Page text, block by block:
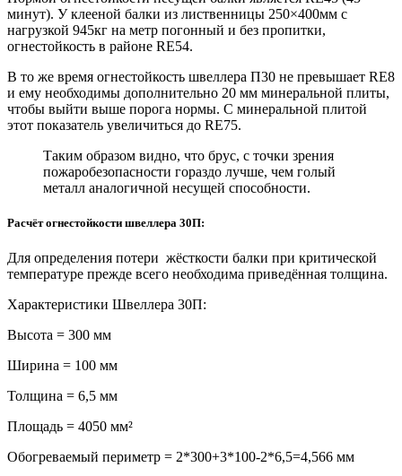
минут). У клееной балки из лиственницы 250×400мм с
нагрузкой 945кг на метр погонный и без пропитки,
огнестойкость в районе RE54.
В то же время огнестойкость швеллера П30 не превышает RE8
и ему необходимы дополнительно 20 мм минеральной плиты,
чтобы выйти выше порога нормы. С минеральной плитой
этот показатель увеличиться до RE75.
Таким образом видно, что брус, с точки зрения
пожаробезопасности гораздо лучше, чем голый
металл аналогичной несущей способности.
Расчёт огнестойкости швеллера 30П:
Для определения потери жёсткости балки при критической
температуре прежде всего необходима приведённая толщина.
Характеристики Швеллера 30П:
Высота = 300 мм
Ширина = 100 мм
Толщина = 6,5 мм
Площадь = 4050 мм²
Обогреваемый периметр = 2*300+3*100-2*6,5=4,566 мм